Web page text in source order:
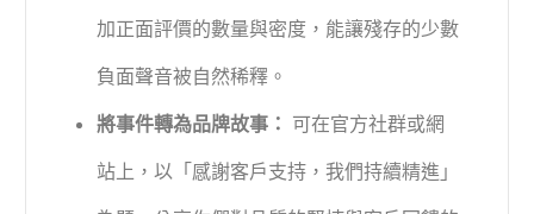
加正面評價的數量與密度，能讓殘存的少數
負面聲音被自然稀釋。
將事件轉為品牌故事： 可在官方社群或網
站上，以「感謝客戶支持，我們持續精進」